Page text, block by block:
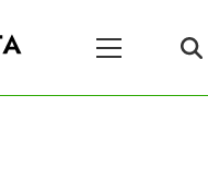
Principale